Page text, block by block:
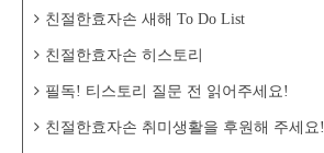
친절한효자손 새해 To Do List
친절한효자손 히스토리
필독! 티스토리 질문 전 읽어주세요!
친절한효자손 취미생활을 후원해 주세요!